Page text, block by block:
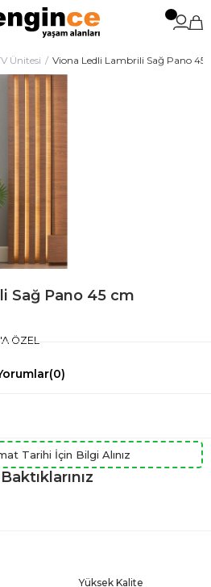
Ünitesi Viona Ledli Lambrili Sağ Pano 45
Sağ Pano 45 cm
ÖZEL
(0)
Tarihi İçin Bilgi Alınız
Yüksek Kalite